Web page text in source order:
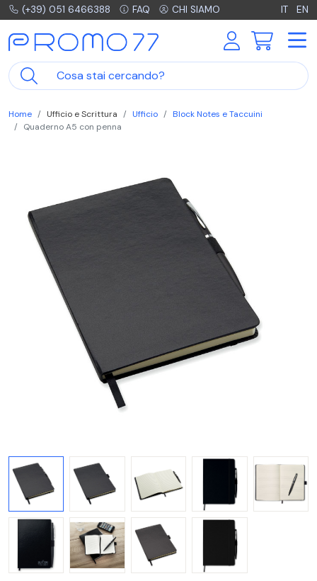
(+39) 051 6466388 FAQ CHI SIAMO IT EN
Home Ufficio e Scrittura Ufficio
Block Notes e Taccuini
Quaderno A5 con penna